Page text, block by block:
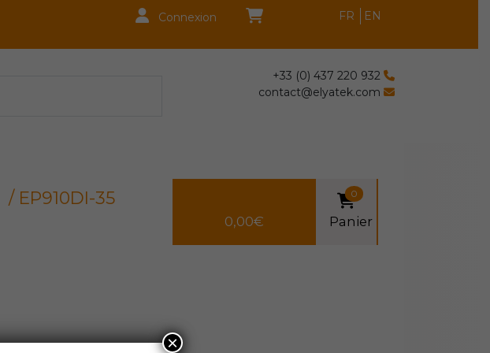
Connexion FR EN
+33 (0) 437 220 932
contact@elyatek.com
/ EP910DI-35
0,00€
0
Panier
×